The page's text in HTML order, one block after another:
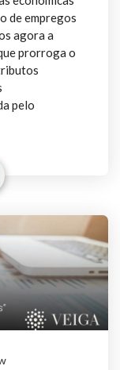
de empregos
agora a
prorroga o
pelo